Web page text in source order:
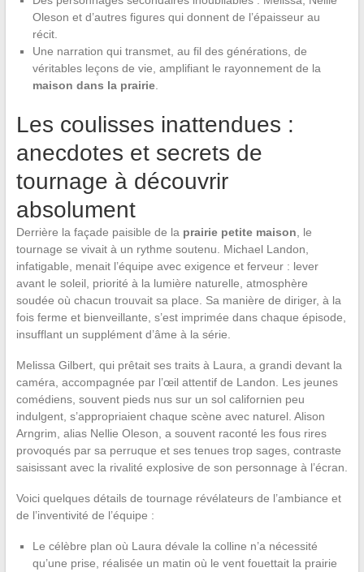
Oleson et d’autres figures qui donnent de l’épaisseur au
récit.
Une narration qui transmet, au fil des générations, de
véritables leçons de vie, amplifiant le rayonnement de la
maison dans la prairie.
Les coulisses inattendues :
anecdotes et secrets de
tournage à découvrir
absolument
Derrière la façade paisible de la prairie petite maison , le
tournage se vivait à un rythme soutenu. Michael Landon,
infatigable, menait l’équipe avec exigence et ferveur : lever
avant le soleil, priorité à la lumière naturelle, atmosphère
soudée où chacun trouvait sa place. Sa manière de diriger, à la
fois ferme et bienveillante, s’est imprimée dans chaque épisode,
insufflant un supplément d’âme à la série.
Melissa Gilbert, qui prêtait ses traits à Laura, a grandi devant la
caméra, accompagnée par l’œil attentif de Landon. Les jeunes
comédiens, souvent pieds nus sur un sol californien peu
indulgent, s’appropriaient chaque scène avec naturel. Alison
Arngrim, alias Nellie Oleson, a souvent raconté les fous rires
provoqués par sa perruque et ses tenues trop sages, contraste
saisissant avec la rivalité explosive de son personnage à l’écran.
Voici quelques détails de tournage révélateurs de l’ambiance et
de l’inventivité de l’équipe :
Le célèbre plan où Laura dévale la colline n’a nécessité
qu’une prise, réalisée un matin où le vent fouettait la prairie